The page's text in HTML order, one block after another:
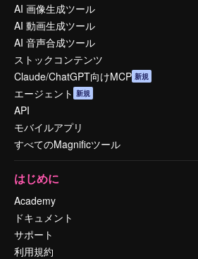
AI 画像生成ツール
AI 動画生成ツール
AI 音声合成ツール
ストックコンテンツ
Claude/ChatGPT向けMCP 新規
エージェント 新規
API
モバイルアプリ
すべてのMagnificツール
はじめに
Academy
ドキュメント
サポート
利用規約